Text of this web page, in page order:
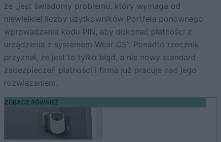
że „jest świadomy problemu, który wymaga od
niewielkiej liczby użytkowników Portfela ponownego
wprowadzenia kodu PIN, aby dokonać płatności z
urządzenia z systemem Wear OS”. Ponadto rzecznik
przyznał, że jest to tylko błąd, a nie nowy standard
zabezpieczeń płatności i firma już pracuje nad jego
rozwiązaniem.
ZOBACZ RÓWNIEŻ